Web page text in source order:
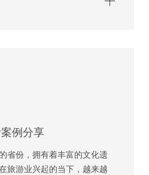
例分享
省份，拥有着丰富的文化遗
旅游业兴起的当下，越来越